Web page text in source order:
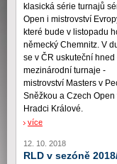
klasická série turnajů
Open i mistrovství
které bude v listopadu
německý Chemnitz. V
se v ČR uskuteční hned
mezinárodní turnaje -
mistrovství Masters v
Sněžkou a Czech Open
Hradci Králové.
více
12. 10. 2018
RLD v sezóně